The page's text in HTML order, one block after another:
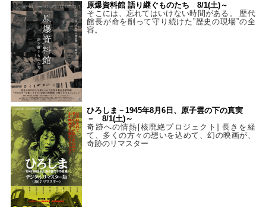
原爆資料館 語り継ぐものたち 8/1(土)～
そこには、忘れてはいけない時間がある。 歴代
館長が命を削って守り続けた”歴史の現場”の全
容。
ひろしま－1945年8月6日、原子雲の下の真実
－ 8/1(土)～
奇跡への情熱[核廃絶プロジェクト] 長きを経
て、多くの方々の想いを込めて、幻の映画が、
奇跡のリマスター